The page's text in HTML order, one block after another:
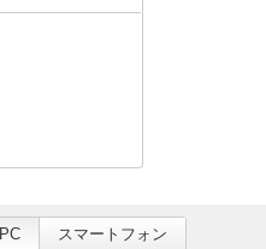
PC スマートフォン